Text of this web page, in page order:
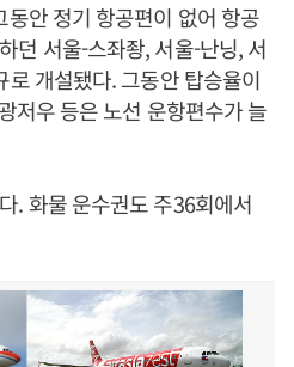
안 정기 항공편이 없어 항공
던 서울-스좌좡, 서울-난닝, 서
개설됐다. 그동안 탑승율이
저우 등은 노선 운항편수가 늘
. 화물 운수권도 주36회에서